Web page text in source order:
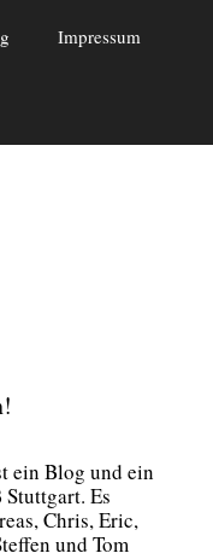
Impressum
ein Blog und ein
Es
Chris, Eric,
und Tom